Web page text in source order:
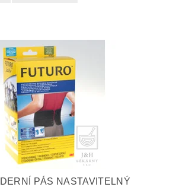
PÁS NASTAVITELNÝ